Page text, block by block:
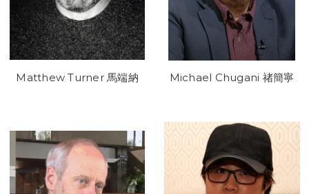
Matthew Turner 馬端納 Michael Chugani 禇簡寧